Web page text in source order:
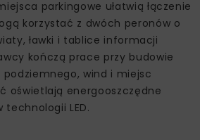
parkingowe ułatwią łączenie
korzystać z dwóch peronów o
ławki i tablice informacji
kończą prace przy budowie
wind i miejsc
oświetlają energooszczędne
LED.